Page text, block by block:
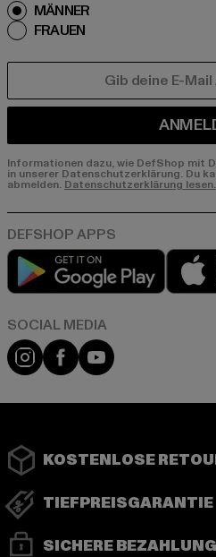
MÄNNER
FRAUEN
Informationen dazu, wie DefShop mit
in unserer Datenschutzerklärung. Du
abmelden. Datenschutzerklärung lesen.
Play
Instagram
FacebookYouTube
KOSTENLOSE
TIEFPREISGARANTIE
SICHERE BEZAHLUNG